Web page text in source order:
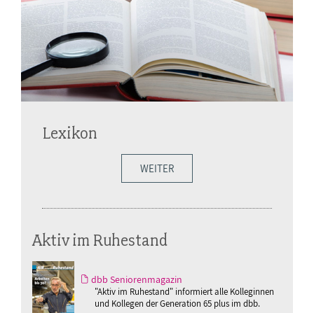
Lexikon
WEITER
Aktiv im Ruhestand
dbb Seniorenmagazin
"Aktiv im Ruhestand" informiert alle Kolleginnen
und Kollegen der Generation 65 plus im dbb.